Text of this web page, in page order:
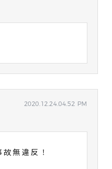
2020.12.24.04.52 PM
無違反！